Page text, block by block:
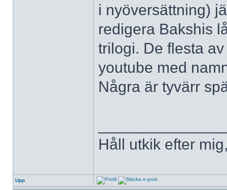
i nyöversättning)
redigera Bakshis
trilogi. De flesta
youtube med
Några är tyvärr
Håll utkik efter
Upp